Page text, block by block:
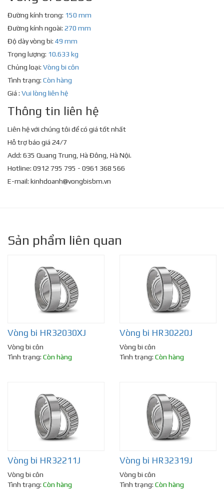
Đường kính trong: 150 mm
Đường kính ngoài: 270 mm
Độ dày vòng bi: 49 mm
Trọng lượng: 10.633 kg
Chủng loại: Vòng bi côn
Tình trạng: Còn hàng
Giá : Vui lòng liên hệ
Thông tin liên hệ
Liên hệ với chúng tôi để có giá tốt nhất
Hỗ trợ báo giá 24/7
Add: 635 Quang Trung, Hà Đông, Hà Nội.
Hotline: 0912 795 795 - 0961 368 566
E-mail: kinhdoanh@vongbisbm.vn
Sản phẩm liên quan
Vòng bi HR32030XJ
Vòng bi côn
Tình trạng: Còn hàng
Vòng bi HR30220J
Vòng bi côn
Tình trạng: Còn hàng
Vòng bi HR32211J
Vòng bi côn
Tình trạng: Còn hàng
Vòng bi HR32319J
Vòng bi côn
Tình trạng: Còn hàng